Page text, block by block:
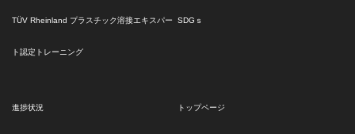
TÜV Rheinland プラスチック溶接エキスパー
ト認定トレーニング
SDGｓ
進捗状況 トップページ